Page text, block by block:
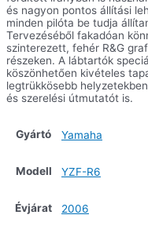
és nagyon pontos állítási
minden pilóta be tudja
Tervezéséből fakadóan
szinterezett, fehér R&G
részeken. A lábtartók
köszönhetően kivételes
legtrükkösebb
és szerelési útmutatót is.
Gyártó Yamaha
Modell YZF-R6
Évjárat 2006